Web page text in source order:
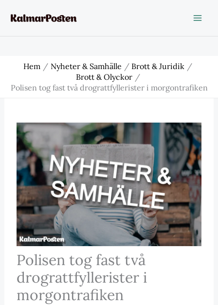
Hem Nyheter & Samhälle
Brott & Juridik
Brott & Olyckor
Polisen tog fast två drograttfyllerister i morgontrafiken
Polisen tog fast två
drograttfyllerister i
morgontrafiken